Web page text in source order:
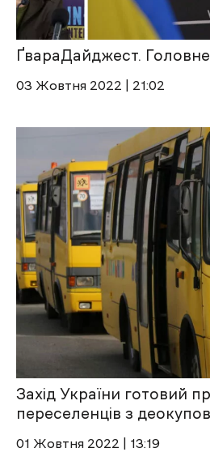
ҐвараДайджест.
03 Жовтня 2022 | 21:02
Захід України готовий
переселенців з
01 Жовтня 2022 | 13:19